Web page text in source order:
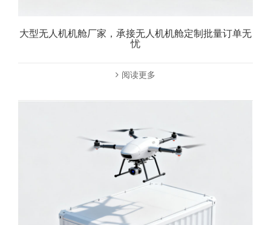
大型无人机机舱厂家，承接无人机机舱定制批量订单无
忧
阅读更多